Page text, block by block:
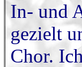
In- und
gezielt
Chor.